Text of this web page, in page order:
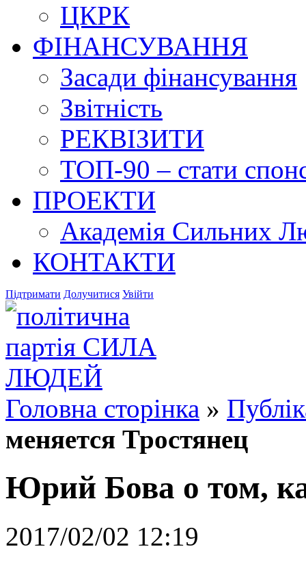
ЦКРК
ФІНАНСУВАННЯ
Засади фінансування
Звітність
РЕКВІЗИТИ
ТОП-90 – стати
ПРОЕКТИ
Академія Сильних
КОНТАКТИ
Підтримати Долучитися Увійти
Головна сторінка »
меняется Тростянец
Юрий Бова о том,
2017/02/02 12:19